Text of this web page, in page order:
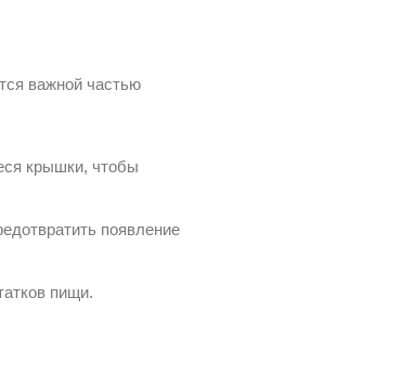
важной частью
крышки, чтобы
появление
пищи.